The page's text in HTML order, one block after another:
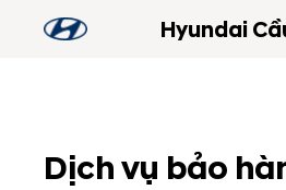
Hyundai
Dịch vụ bảo